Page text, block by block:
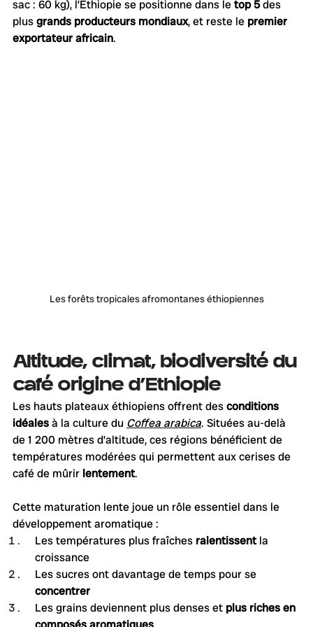
sac : 60 kg), l’Éthiopie se positionne dans le top 5 des
plus grands producteurs mondiaux, et reste le premier
exportateur africain.
Les forêts tropicales afromontanes éthiopiennes
Altitude, climat, biodiversité du
café origine d'Ethiopie
Les hauts plateaux éthiopiens offrent des conditions
idéales à la culture du Coffea arabica. Situées au-delà
de 1 200 mètres d’altitude, ces régions bénéficient de
températures modérées qui permettent aux cerises de
café de mûrir lentement.
Cette maturation lente joue un rôle essentiel dans le
développement aromatique :
Les températures plus fraîches ralentissent la
croissance
Les sucres ont davantage de temps pour se
concentrer
Les grains deviennent plus denses et plus riches en